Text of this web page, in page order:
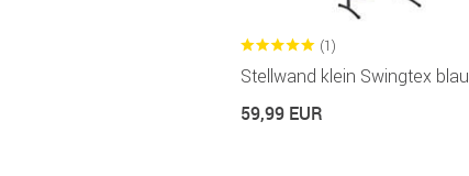
(1)
Stellwand klein Swingtex blau
59,99 EUR